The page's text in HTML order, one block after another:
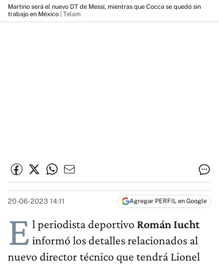
Martino será el nuevo DT de Messi, mientras que Cocca se quedó sin
trabajo en México | Telam
20-06-2023 14:11 Agregar PERFIL en Google
E l periodista deportivo Román Iucht
informó los detalles relacionados al
nuevo director técnico que tendrá Lionel